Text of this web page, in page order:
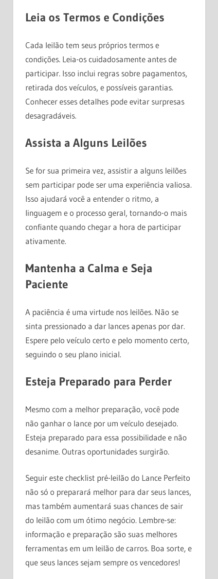
Leia os Termos e Condições
Cada leilão tem seus próprios termos e
condições. Leia-os cuidadosamente antes de
participar. Isso inclui regras sobre pagamentos,
retirada dos veículos, e possíveis garantias.
Conhecer esses detalhes pode evitar surpresas
desagradáveis.
Assista a Alguns Leilões
Se for sua primeira vez, assistir a alguns leilões
sem participar pode ser uma experiência valiosa.
Isso ajudará você a entender o ritmo, a
linguagem e o processo geral, tornando-o mais
confiante quando chegar a hora de participar
ativamente.
Mantenha a Calma e Seja
Paciente
A paciência é uma virtude nos leilões. Não se
sinta pressionado a dar lances apenas por dar.
Espere pelo veículo certo e pelo momento certo,
seguindo o seu plano inicial.
Esteja Preparado para Perder
Mesmo com a melhor preparação, você pode
não ganhar o lance por um veículo desejado.
Esteja preparado para essa possibilidade e não
desanime. Outras oportunidades surgirão.
Seguir este checklist pré-leilão do Lance Perfeito
não só o preparará melhor para dar seus lances,
mas também aumentará suas chances de sair
do leilão com um ótimo negócio. Lembre-se:
informação e preparação são suas melhores
ferramentas em um leilão de carros. Boa sorte, e
que seus lances sejam sempre os vencedores!